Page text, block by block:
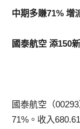
中期多賺71% 增
國泰航空 添150
國泰航空（
71%。收入